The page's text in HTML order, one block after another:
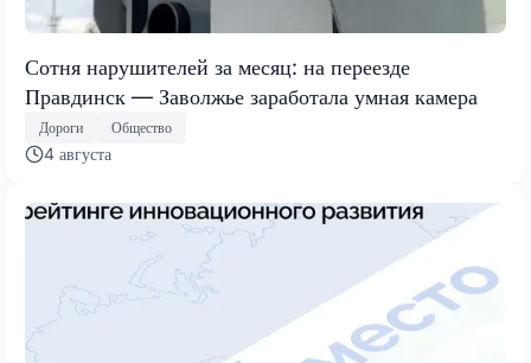
Сотня нарушителей за месяц: на переезде
Правдинск — Заволжье заработала умная камера
Дороги Общество
4 августа